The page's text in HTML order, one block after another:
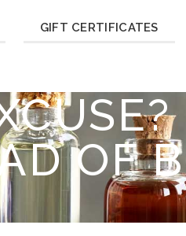
GIFT CERTIFICATES
OF